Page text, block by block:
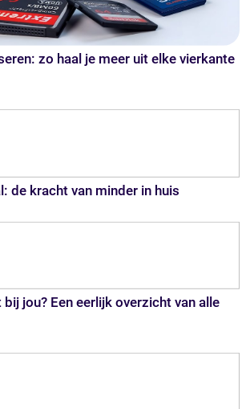
zo haal je meer uit elke vierkante
de kracht van minder in huis
jou? Een eerlijk overzicht van alle